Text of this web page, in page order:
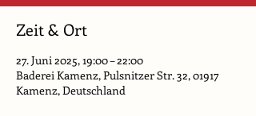
Zeit & Ort
27. Juni 2025, 19:00 – 22:00
Baderei Kamenz, Pulsnitzer Str. 32, 01917
Kamenz, Deutschland